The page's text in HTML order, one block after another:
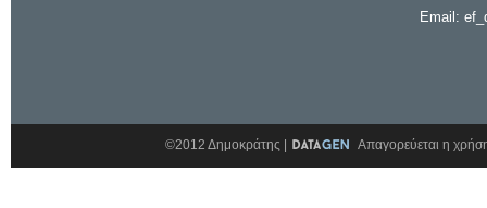
Email:
©2012 Δημοκράτης | Απαγορεύεται η